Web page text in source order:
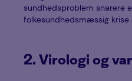
sundhedsproblem snarere
folkesundhedsmæssig
2. Virologi og